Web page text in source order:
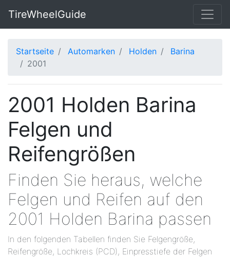
TireWheelGuide
Startseite Automarken Holden
Barina
2001
2001 Holden Barina
Felgen und
Reifengrößen
Finden Sie heraus, welche
Felgen und Reifen auf den
2001 Holden Barina passen
In den folgenden Tabellen finden Sie Felgengröße,
Reifengröße, Lochkreis (PCD), Einpresstiefe der Felgen